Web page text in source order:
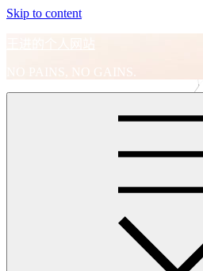
Skip to content
王进的个人网站
NO PAINS, NO GAINS.